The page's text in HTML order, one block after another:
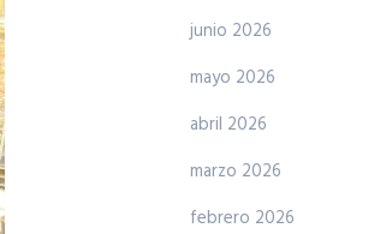
junio 2026
mayo 2026
abril 2026
marzo 2026
febrero 2026